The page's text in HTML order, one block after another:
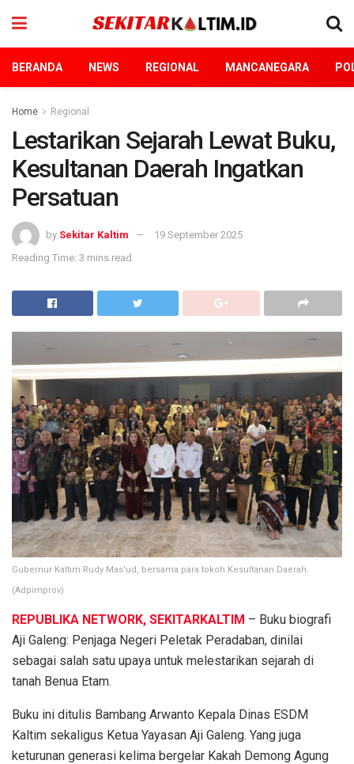
BERANDA NEWS REGIONAL MANCANEGARA
Home Regional
Lestarikan Sejarah Lewat Buku,
Kesultanan Daerah Ingatkan
Persatuan
by Sekitar Kaltim
19 September 2025
Reading Time: 3 mins read
Gubernur Kaltim Rudy Mas'ud, bersama para tokoh Kesultanan Daerah.
(Adpimprov)
REPUBLIKA NETWORK, SEKITARKALTIM – Buku biografi
Aji Galeng: Penjaga Negeri Peletak Peradaban, dinilai
sebagai salah satu upaya untuk melestarikan sejarah di
tanah Benua Etam.
Buku ini ditulis Bambang Arwanto Kepala Dinas ESDM
Kaltim sekaligus Ketua Yayasan Aji Galeng. Yang juga
keturunan generasi kelima bergelar Kakah Demong Agung